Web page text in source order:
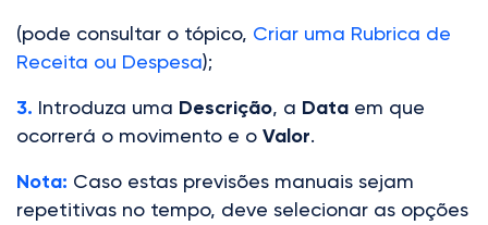
(pode consultar o tópico, Criar uma Rubrica de
Receita ou Despesa);
3. Introduza uma Descrição, a Data em que
ocorrerá o movimento e o Valor.
Nota: Caso estas previsões manuais sejam
repetitivas no tempo, deve selecionar as opções